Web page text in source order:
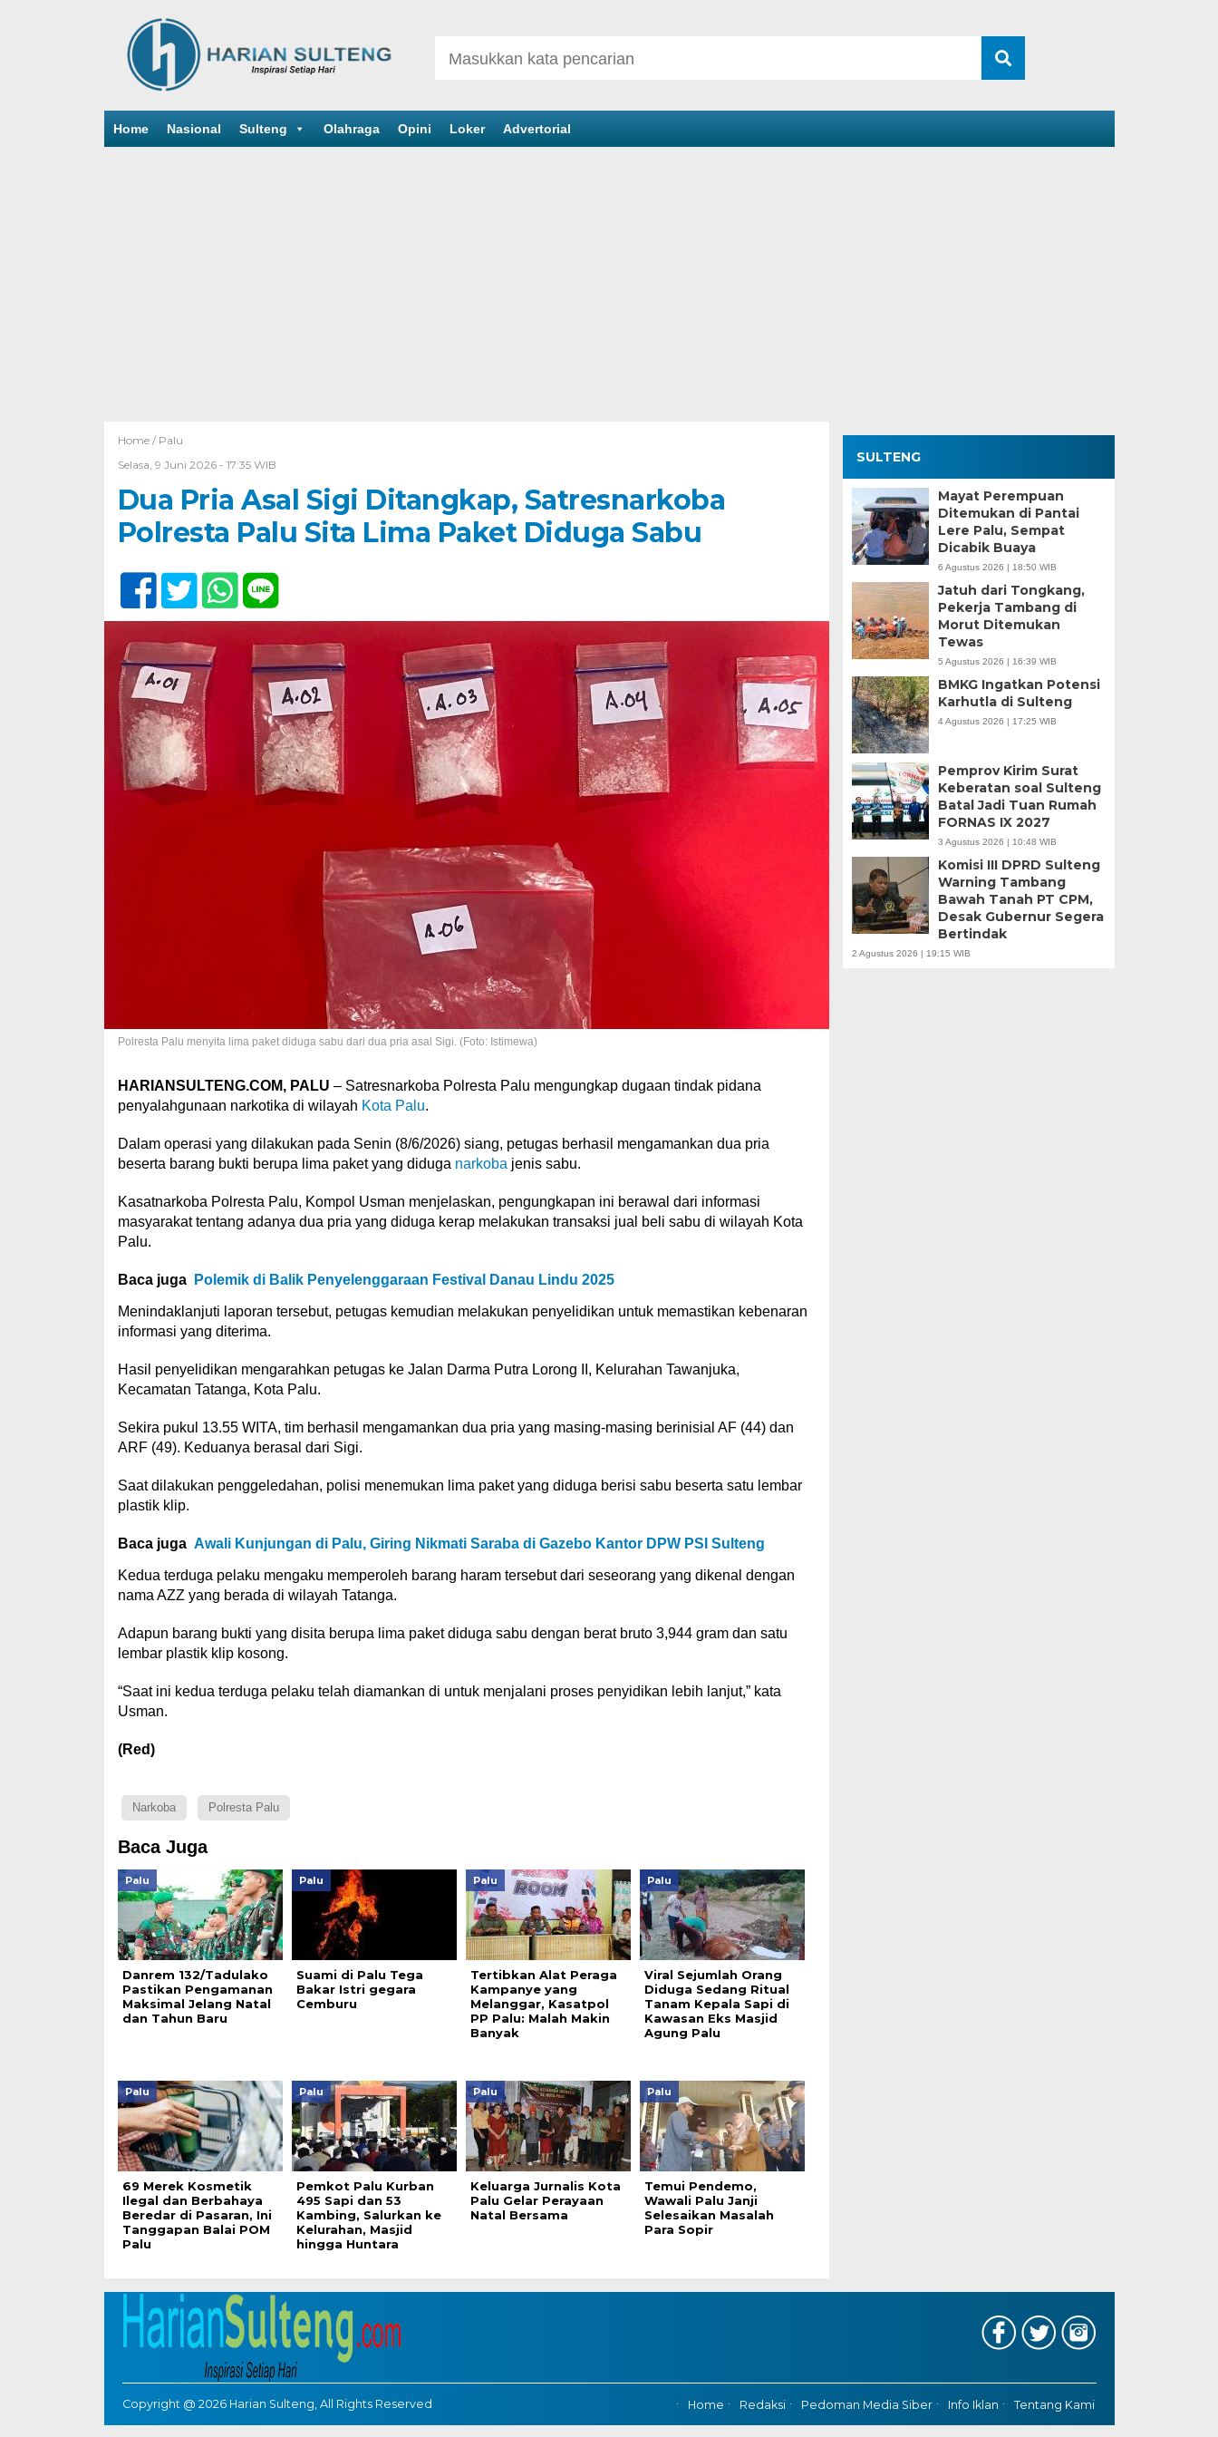
Home Nasional Sulteng Olahraga Opini Loker Advertorial
Home / Palu
Selasa, 9 Juni 2026 - 17:35 WIB
Dua Pria Asal Sigi Ditangkap, Satresnarkoba
Polresta Palu Sita Lima Paket Diduga Sabu
Polresta Palu menyita lima paket diduga sabu dari dua pria asal Sigi. (Foto: Istimewa)
HARIANSULTENG.COM, PALU – Satresnarkoba Polresta Palu mengungkap dugaan tindak pidana
penyalahgunaan narkotika di wilayah Kota Palu.
Dalam operasi yang dilakukan pada Senin (8/6/2026) siang, petugas berhasil mengamankan dua pria
beserta barang bukti berupa lima paket yang diduga narkoba jenis sabu.
Kasatnarkoba Polresta Palu, Kompol Usman menjelaskan, pengungkapan ini berawal dari informasi
masyarakat tentang adanya dua pria yang diduga kerap melakukan transaksi jual beli sabu di wilayah Kota
Palu.
Baca juga Polemik di Balik Penyelenggaraan Festival Danau Lindu 2025
Menindaklanjuti laporan tersebut, petugas kemudian melakukan penyelidikan untuk memastikan kebenaran
informasi yang diterima.
Hasil penyelidikan mengarahkan petugas ke Jalan Darma Putra Lorong II, Kelurahan Tawanjuka,
Kecamatan Tatanga, Kota Palu.
Sekira pukul 13.55 WITA, tim berhasil mengamankan dua pria yang masing-masing berinisial AF (44) dan
ARF (49). Keduanya berasal dari Sigi.
Saat dilakukan penggeledahan, polisi menemukan lima paket yang diduga berisi sabu beserta satu lembar
plastik klip.
Baca juga Awali Kunjungan di Palu, Giring Nikmati Saraba di Gazebo Kantor DPW PSI Sulteng
Kedua terduga pelaku mengaku memperoleh barang haram tersebut dari seseorang yang dikenal dengan
nama AZZ yang berada di wilayah Tatanga.
Adapun barang bukti yang disita berupa lima paket diduga sabu dengan berat bruto 3,944 gram dan satu
lembar plastik klip kosong.
“Saat ini kedua terduga pelaku telah diamankan di untuk menjalani proses penyidikan lebih lanjut,” kata
Usman.
(Red)
Narkoba Polresta Palu
Baca Juga
Palu
Danrem 132/Tadulako
Pastikan Pengamanan
Maksimal Jelang Natal
dan Tahun Baru
Palu
Suami di Palu Tega
Bakar Istri gegara
Cemburu
Palu
Tertibkan Alat Peraga
Kampanye yang
Melanggar, Kasatpol
PP Palu: Malah Makin
Banyak
Palu
Viral Sejumlah Orang
Diduga Sedang Ritual
Tanam Kepala Sapi di
Kawasan Eks Masjid
Agung Palu
Palu
69 Merek Kosmetik
Ilegal dan Berbahaya
Beredar di Pasaran, Ini
Tanggapan Balai POM
Palu
Palu
Pemkot Palu Kurban
495 Sapi dan 53
Kambing, Salurkan ke
Kelurahan, Masjid
hingga Huntara
Palu
Keluarga Jurnalis Kota
Palu Gelar Perayaan
Natal Bersama
Palu
Temui Pendemo,
Wawali Palu Janji
Selesaikan Masalah
Para Sopir
SULTENG
Mayat Perempuan
Ditemukan di Pantai
Lere Palu, Sempat
Dicabik Buaya
6 Agustus 2026 | 18:50 WIB
Jatuh dari Tongkang,
Pekerja Tambang di
Morut Ditemukan
Tewas
5 Agustus 2026 | 16:39 WIB
BMKG Ingatkan Potensi
Karhutla di Sulteng
4 Agustus 2026 | 17:25 WIB
Pemprov Kirim Surat
Keberatan soal Sulteng
Batal Jadi Tuan Rumah
FORNAS IX 2027
3 Agustus 2026 | 10:48 WIB
Komisi III DPRD Sulteng
Warning Tambang
Bawah Tanah PT CPM,
Desak Gubernur Segera
Bertindak
2 Agustus 2026 | 19:15 WIB
Copyright @ 2026 Harian Sulteng, All Rights Reserved Home Redaksi Pedoman Media Siber Info Iklan Tentang Kami